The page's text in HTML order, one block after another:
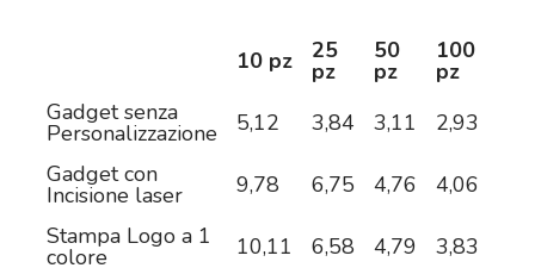
10 pz 25
pz
50
pz
100
pz
Gadget senza
Personalizzazione 5,12 3,84 3,11 2,93
Gadget con
Incisione laser 9,78 6,75 4,76 4,06
Stampa Logo a 1
colore 10,11 6,58 4,79 3,83